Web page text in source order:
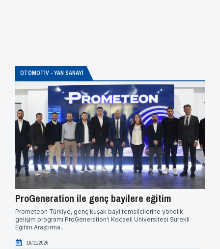
OTOMOTİV - YAN SANAYİ
ProGeneration ile genç bayilere eğitim
Prometeon Türkiye, genç kuşak bayi temsilcilerine yönelik
gelişim programı ProGeneration’ı Kocaeli Üniversitesi Sürekli
Eğitim Araştırma...
16/11/2025